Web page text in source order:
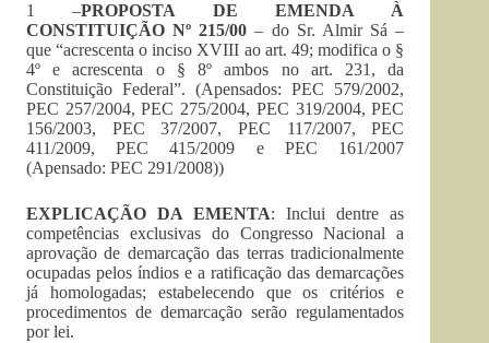
1 –PROPOSTA DE EMENDA À
CONSTITUIÇÃO Nº 215/00 – do Sr. Almir Sá –
que “acrescenta o inciso XVIII ao art. 49; modifica o §
4º e acrescenta o § 8º ambos no art. 231, da
Constituição Federal”. (Apensados: PEC 579/2002,
PEC 257/2004, PEC 275/2004, PEC 319/2004, PEC
156/2003, PEC 37/2007, PEC 117/2007, PEC
411/2009, PEC 415/2009 e PEC 161/2007
(Apensado: PEC 291/2008))
EXPLICAÇÃO DA EMENTA: Inclui dentre as
competências exclusivas do Congresso Nacional a
aprovação de demarcação das terras tradicionalmente
ocupadas pelos índios e a ratificação das demarcações
já homologadas; estabelecendo que os critérios e
procedimentos de demarcação serão regulamentados
por lei.